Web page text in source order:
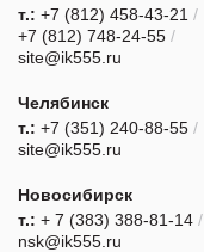
т.: +7 (812) 458-43-21 /
+7 (812) 748-24-55 /
site@ik555.ru
Челябинск
т.: +7 (351) 240-88-55 /
site@ik555.ru
Новосибирск
т.: + 7 (383) 388-81-14 /
nsk@ik555.ru